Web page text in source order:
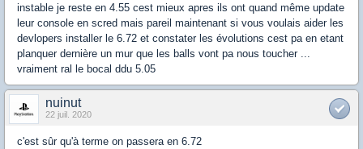
instable je reste en 4.55 cest mieux apres ils ont quand même update
leur console en scred mais pareil maintenant si vous voulais aider les
devlopers installer le 6.72 et constater les évolutions cest pa en etant
planquer dernière un mur que les balls vont pa nous toucher ...
vraiment ral le bocal ddu 5.05
nuinut
22 juil. 2020
c'est sûr qu'à terme on passera en 6.72